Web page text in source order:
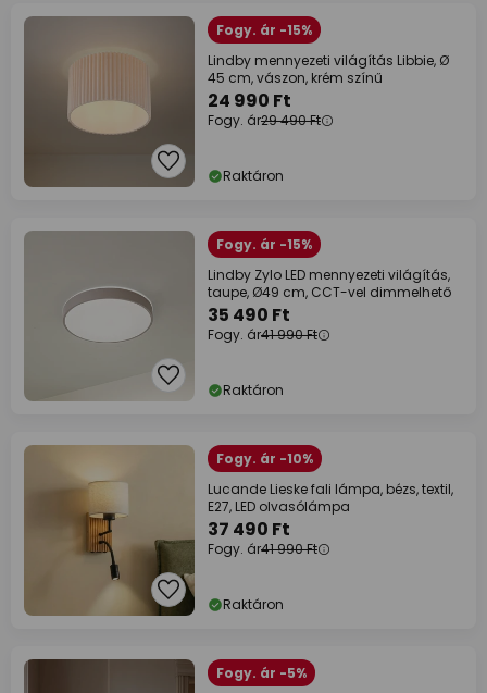
Fogy. ár -15%
Lindby mennyezeti világítás Libbie, Ø
45 cm, vászon, krém színű
24 990 Ft
Fogy. ár29 490 Ft
Raktáron
Fogy. ár -15%
Lindby Zylo LED mennyezeti világítás,
taupe, Ø49 cm, CCT-vel dimmelhető
35 490 Ft
Fogy. ár41 990 Ft
Raktáron
Fogy. ár -10%
Lucande Lieske fali lámpa, bézs, textil,
E27, LED olvasólámpa
37 490 Ft
Fogy. ár41 990 Ft
Raktáron
Fogy. ár -5%